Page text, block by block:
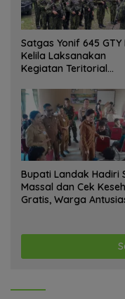
Satgas Yonif 645 GTY
Kelila Laksanakan
Kegiatan Teritorial
Tokoh Adat dan Lurah
Bupati Landak Hadiri
Massal dan Cek
Gratis, Warga